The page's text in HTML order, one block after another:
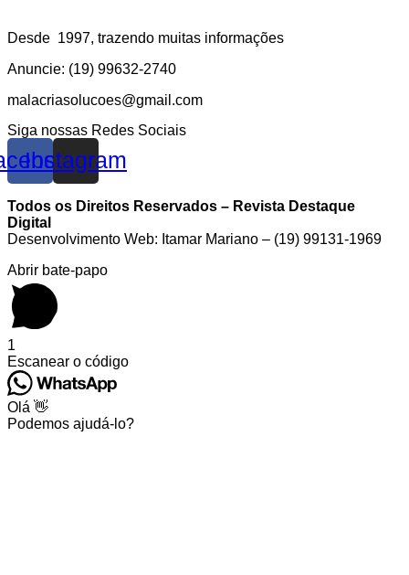
Desde 1997, trazendo muitas informações
Anuncie: (19) 99632-2740
malacriasolucoes@gmail.com
Siga nossas Redes Sociais
Instagram
Todos os Direitos Reservados – Revista Destaque
Digital
Desenvolvimento Web: Itamar Mariano – (19) 99131-1969
Abrir bate-papo
1
Escanear o código
Olá 👋
Podemos ajudá-lo?